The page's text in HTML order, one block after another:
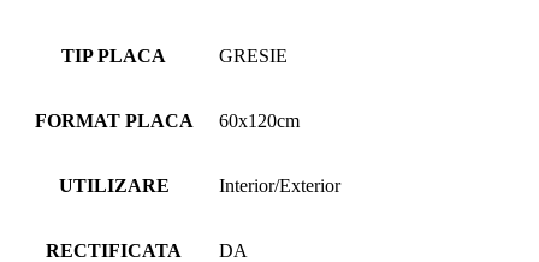
TIP PLACA GRESIE
FORMAT PLACA 60x120cm
UTILIZARE Interior/Exterior
RECTIFICATA DA